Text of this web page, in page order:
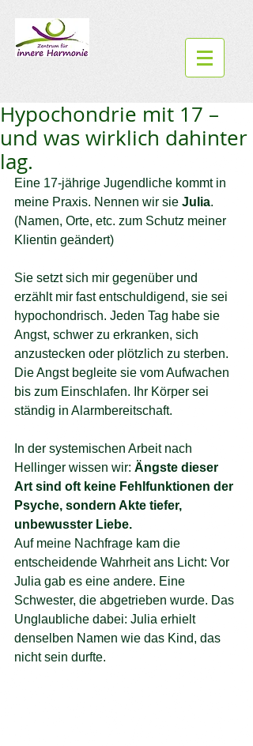
Hypochondrie mit 17 –
und was wirklich dahinter
lag.
Eine 17-jährige Jugendliche kommt in
meine Praxis. Nennen wir sie Julia.
(Namen, Orte, etc. zum Schutz meiner
Klientin geändert)
Sie setzt sich mir gegenüber und
erzählt mir fast entschuldigend, sie sei
hypochondrisch. Jeden Tag habe sie
Angst, schwer zu erkranken, sich
anzustecken oder plötzlich zu sterben.
Die Angst begleite sie vom Aufwachen
bis zum Einschlafen. Ihr Körper sei
ständig in Alarmbereitschaft.
In der systemischen Arbeit nach
Hellinger wissen wir: Ängste dieser
Art sind oft keine Fehlfunktionen der
Psyche, sondern Akte tiefer,
unbewusster Liebe.
Auf meine Nachfrage kam die
entscheidende Wahrheit ans Licht: Vor
Julia gab es eine andere. Eine
Schwester, die abgetrieben wurde. Das
Unglaubliche dabei: Julia erhielt
denselben Namen wie das Kind, das
nicht sein durfte.